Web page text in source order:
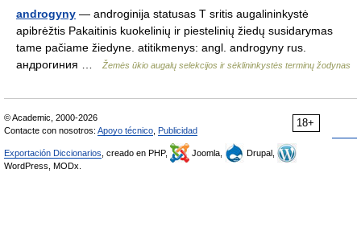
androgyny — androginija statusas T sritis augalininkystė
apibrėžtis Pakaitinis kuokelinių ir piestelinių žiedų susidarymas
tame pačiame žiedyne. atitikmenys: angl. androgyny rus.
андрогиния …
Žemės ūkio augalų selekcijos ir sėklininkystės terminų žodynas
18+
© Academic, 2000-2026
Contacte con nosotros: Apoyo técnico Publicidad
Exportación Diccionarios , creado en PHP, Joomla,
Drupal,
WordPress, MODx.